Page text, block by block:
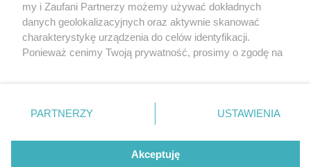
Nasze serwisy
Aktualności
Tcz24
Historia miasta
Muzyka i kultura
Archiwum wydarzeń
Zdjęcia miasta
my i Zaufani Partnerzy możemy używać dokładnych
danych geolokalizacyjnych oraz aktywnie skanować
charakterystykę urządzenia do celów identyfikacji.
Ponieważ cenimy Twoją prywatność, prosimy o zgodę na
znajdujący się w lewym dolnym rogu strony
. Niektóre
przetwarzaniu. Preferencje będą miały zastosowania tylko
PARTNERZY USTAWIENIA
Akceptuję